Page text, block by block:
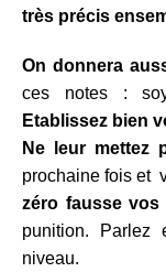
très précis
On donnera
ces notes :
Etablissez bien
Ne leur mettez
prochaine fois et
zéro fausse vos
punition. Parlez
niveau.